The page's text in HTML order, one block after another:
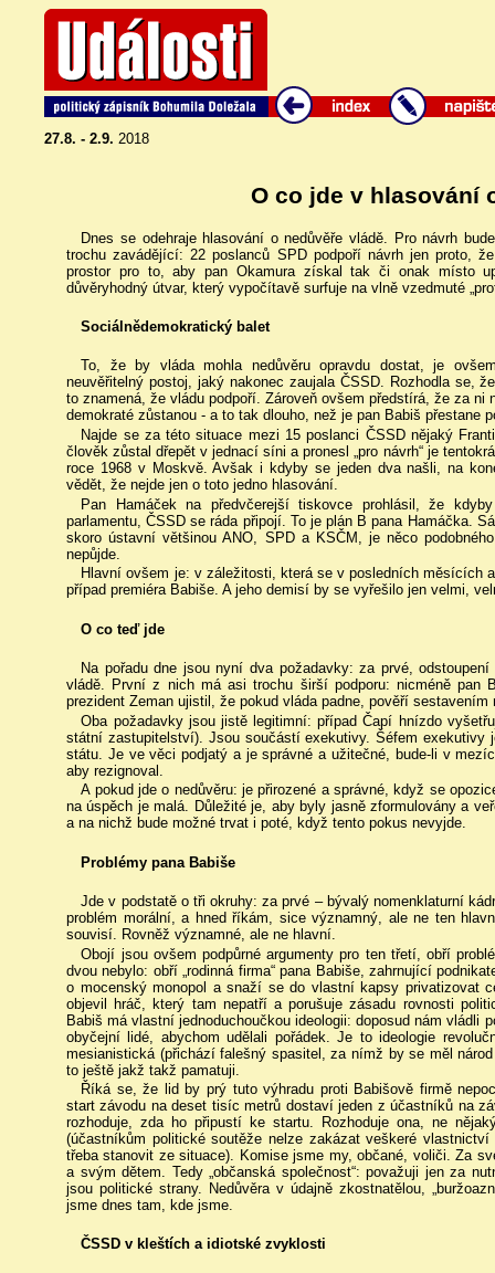
27.8. - 2.9. 2018
O co jde v hlasování
Dnes se odehraje hlasování o nedůvěře vládě. Pro návrh
trochu zavádějící: 22 poslanců SPD podpoří návrh jen proto,
prostor pro to, aby pan Okamura získal tak či onak místo
důvěryhodný útvar, který vypočítavě surfuje na vlně vzedmuté
Sociálnědemokratický balet
To, že by vláda mohla nedůvěru opravdu dostat, je
neuvěřitelný postoj, jaký nakonec zaujala ČSSD. Rozhodla se,
to znamená, že vládu podpoří. Zároveň ovšem předstírá, že za
demokraté zůstanou - a to tak dlouho, než je pan Babiš přestane
Najde se za této situace mezi 15 poslanci ČSSD nějaký
člověk zůstal dřepět v jednací síni a pronesl „pro návrh“ je
roce 1968 v Moskvě. Avšak i kdyby se jeden dva našli, na
vědět, že nejde jen o toto jedno hlasování.
Pan Hamáček na předvčerejší tiskovce prohlásil, že
parlamentu, ČSSD se ráda připojí. To je plán B pana Hamáčka.
skoro ústavní většinou ANO, SPD a KSČM, je něco
nepůjde.
Hlavní ovšem je: v záležitosti, která se v posledních měsících
případ premiéra Babiše. A jeho demisí by se vyřešilo jen velmi,
O co teď jde
Na pořadu dne jsou nyní dva požadavky: za prvé,
vládě. První z nich má asi trochu širší podporu: nicméně pan
prezident Zeman ujistil, že pokud vláda padne, pověří sestavením
Oba požadavky jsou jistě legitimní: případ Čapí hnízdo
státní zastupitelství). Jsou součástí exekutivy. Šéfem exekutivy
státu. Je ve věci podjatý a je správné a užitečné, bude-li v
aby rezignoval.
A pokud jde o nedůvěru: je přirozené a správné, když se
na úspěch je malá. Důležité je, aby byly jasně zformulovány a
a na nichž bude možné trvat i poté, když tento pokus nevyjde.
Problémy pana Babiše
Jde v podstatě o tři okruhy: za prvé – bývalý nomenklaturní
problém morální, a hned říkám, sice významný, ale ne ten
souvisí. Rovněž významné, ale ne hlavní.
Obojí jsou ovšem podpůrné argumenty pro ten třetí, obří
dvou nebylo: obří „rodinná firma“ pana Babiše, zahrnující
o mocenský monopol a snaží se do vlastní kapsy privatizovat
objevil hráč, který tam nepatří a porušuje zásadu rovnosti
Babiš má vlastní jednoduchoučkou ideologii: doposud nám vládli
obyčejní lidé, abychom udělali pořádek. Je to ideologie
mesianistická (přichází falešný spasitel, za nímž by se měl
to ještě jakž takž pamatuji.
Říká se, že lid by prý tuto výhradu proti Babišově firmě
start závodu na deset tisíc metrů dostaví jeden z účastníků na
rozhoduje, zda ho připustí ke startu. Rozhoduje ona, ne
(účastníkům politické soutěže nelze zakázat veškeré
třeba stanovit ze situace). Komise jsme my, občané, voliči. Za
a svým dětem. Tedy „občanská společnost“: považuji jen za
jsou politické strany. Nedůvěra v údajně zkostnatělou,
jsme dnes tam, kde jsme.
ČSSD v kleštích a idiotské zvyklosti